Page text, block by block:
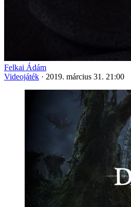
Felkai Ádám
Videojáték · 2019. március 31. 21:00